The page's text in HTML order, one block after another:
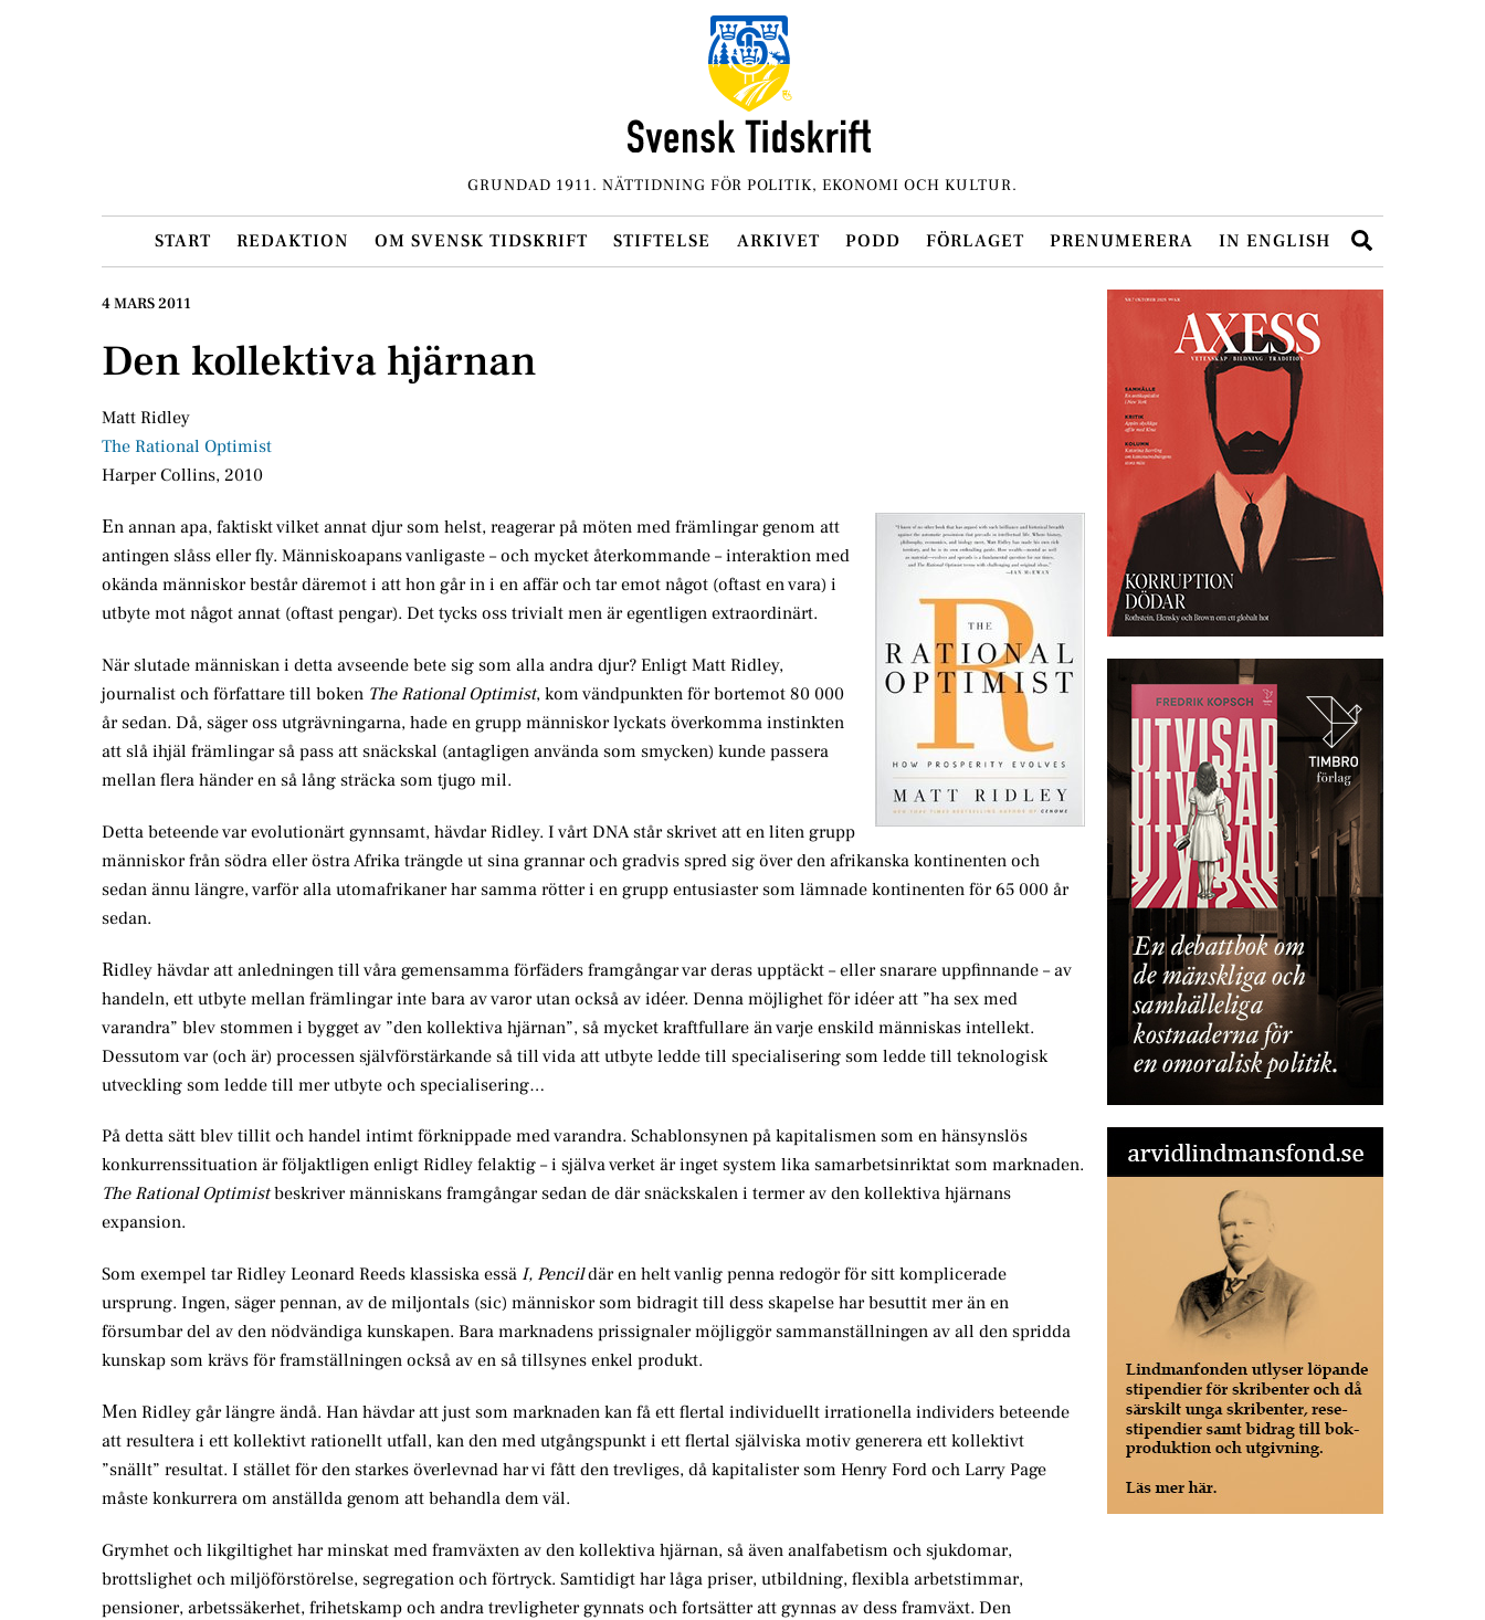
GRUNDAD 1911. NÄTTIDNING FÖR POLITIK, EKONOMI OCH KULTUR.
START REDAKTION OM SVENSK TIDSKRIFT STIFTELSE ARKIVET PODD FÖRLAGET PRENUMERERA IN ENGLISH
4 MARS 2011
Den kollektiva hjärnan
Matt Ridley
The Rational Optimist
Harper Collins, 2010
En annan apa, faktiskt vilket annat djur som helst, reagerar på möten med främlingar genom att
antingen slåss eller fly. Människoapans vanligaste – och mycket återkommande – interaktion med
okända människor består däremot i att hon går in i en affär och tar emot något (oftast en vara) i
utbyte mot något annat (oftast pengar). Det tycks oss trivialt men är egentligen extraordinärt.
När slutade människan i detta avseende bete sig som alla andra djur? Enligt Matt Ridley,
journalist och författare till boken The Rational Optimist, kom vändpunkten för bortemot 80 000
år sedan. Då, säger oss utgrävningarna, hade en grupp människor lyckats överkomma instinkten
att slå ihjäl främlingar så pass att snäckskal (antagligen använda som smycken) kunde passera
mellan flera händer en så lång sträcka som tjugo mil.
Detta beteende var evolutionärt gynnsamt, hävdar Ridley. I vårt DNA står skrivet att en liten grupp
människor från södra eller östra Afrika trängde ut sina grannar och gradvis spred sig över den afrikanska kontinenten och
sedan ännu längre, varför alla utomafrikaner har samma rötter i en grupp entusiaster som lämnade kontinenten för 65 000 år
sedan.
Ridley hävdar att anledningen till våra gemensamma förfäders framgångar var deras upptäckt – eller snarare uppfinnande – av
handeln, ett utbyte mellan främlingar inte bara av varor utan också av idéer. Denna möjlighet för idéer att ”ha sex med
varandra” blev stommen i bygget av ”den kollektiva hjärnan”, så mycket kraftfullare än varje enskild människas intellekt.
Dessutom var (och är) processen självförstärkande så till vida att utbyte ledde till specialisering som ledde till teknologisk
utveckling som ledde till mer utbyte och specialisering…
På detta sätt blev tillit och handel intimt förknippade med varandra. Schablonsynen på kapitalismen som en hänsynslös
konkurrenssituation är följaktligen enligt Ridley felaktig – i själva verket är inget system lika samarbetsinriktat som marknaden.
The Rational Optimistbeskriver människans framgångar sedan de där snäckskalen i termer av den kollektiva hjärnans
expansion.
Som exempel tar Ridley Leonard Reeds klassiska essä I, Pencildär en helt vanlig penna redogör för sitt komplicerade
ursprung. Ingen, säger pennan, av de miljontals (sic) människor som bidragit till dess skapelse har besuttit mer än en
försumbar del av den nödvändiga kunskapen. Bara marknadens prissignaler möjliggör sammanställningen av all den spridda
kunskap som krävs för framställningen också av en så tillsynes enkel produkt.
Men Ridley går längre ändå. Han hävdar att just som marknaden kan få ett flertal individuellt irrationella individers beteende
att resultera i ett kollektivt rationellt utfall, kan den med utgångspunkt i ett flertal själviska motiv generera ett kollektivt
”snällt” resultat. I stället för den starkes överlevnad har vi fått den trevliges, då kapitalister som Henry Ford och Larry Page
måste konkurrera om anställda genom att behandla dem väl.
Grymhet och likgiltighet har minskat med framväxten av den kollektiva hjärnan, så även analfabetism och sjukdomar,
brottslighet och miljöförstörelse, segregation och förtryck. Samtidigt har låga priser, utbildning, flexibla arbetstimmar,
pensioner, arbetssäkerhet, frihetskamp och andra trevligheter gynnats och fortsätter att gynnas av dess framväxt. Den